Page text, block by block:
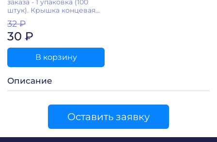
заказа - 1 упаковка (100
штук). Крышка концевая...
32 ₽
30 ₽
В корзину
Описание
Оставить заявку